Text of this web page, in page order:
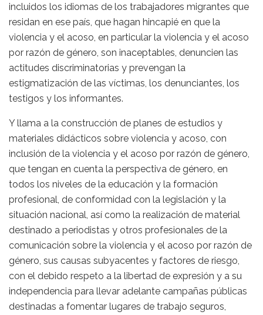
incluidos los idiomas de los trabajadores migrantes que
residan en ese país, que hagan hincapié en que la
violencia y el acoso, en particular la violencia y el acoso
por razón de género, son inaceptables, denuncien las
actitudes discriminatorias y prevengan la
estigmatización de las víctimas, los denunciantes, los
testigos y los informantes.
Y llama a la construcción de planes de estudios y
materiales didácticos sobre violencia y acoso, con
inclusión de la violencia y el acoso por razón de género,
que tengan en cuenta la perspectiva de género, en
todos los niveles de la educación y la formación
profesional, de conformidad con la legislación y la
situación nacional, así como la realización de material
destinado a periodistas y otros profesionales de la
comunicación sobre la violencia y el acoso por razón de
género, sus causas subyacentes y factores de riesgo,
con el debido respeto a la libertad de expresión y a su
independencia para llevar adelante campañas públicas
destinadas a fomentar lugares de trabajo seguros,